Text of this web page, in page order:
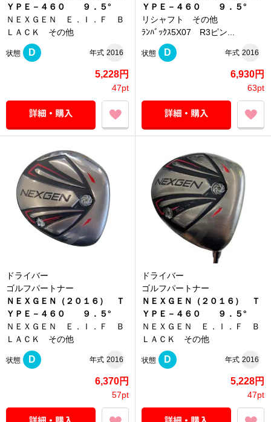
ＹＰＥ－４６０ ９．５°
ＮＥＸＧＥＮ Ｅ．Ｉ．Ｆ Ｂ
ＬＡＣＫ その他
状態 D 年式 2016
5,228円
47pt
ＹＰＥ－４６０ ９．５°
リシャフト その他
ﾗﾝﾊﾞｯｸｽ5X07 R3ピン...
状態 D 年式 2016
6,930円
63pt
ドライバー
ゴルフパートナー
ＮＥＸＧＥＮ（２０１６） Ｔ
ＹＰＥ－４６０ ９．５°
ＮＥＸＧＥＮ Ｅ．Ｉ．Ｆ Ｂ
ＬＡＣＫ その他
状態 D 年式 2016
6,370円
57pt
ドライバー
ゴルフパートナー
ＮＥＸＧＥＮ（２０１６） Ｔ
ＹＰＥ－４６０ ９．５°
ＮＥＸＧＥＮ Ｅ．Ｉ．Ｆ Ｂ
ＬＡＣＫ その他
状態 D 年式 2016
5,228円
47pt